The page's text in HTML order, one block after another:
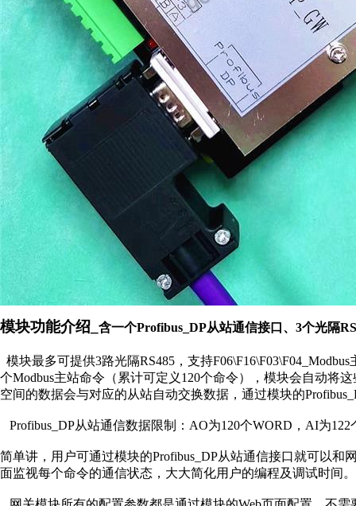
模块功能介绍 含一个Profibus_DP从站通信接口、 3个光隔
模块最多可提供3路光隔RS485 ，支持F06\F16\F03\F04_Modbus
个Modbus主站命令（累计可定义 120个命令），模块会自动将这
空间的数据会与对应的从站自动交换数据，通过模块的
Profibus_DP从站通信数据限制： AO为120个WORD ， AI为122
简单讲，用户可通过模块的Profibus_DP从站通信接口就可以和
面监视每个命令的通信状态，大大简化用户的编程及调试时间。